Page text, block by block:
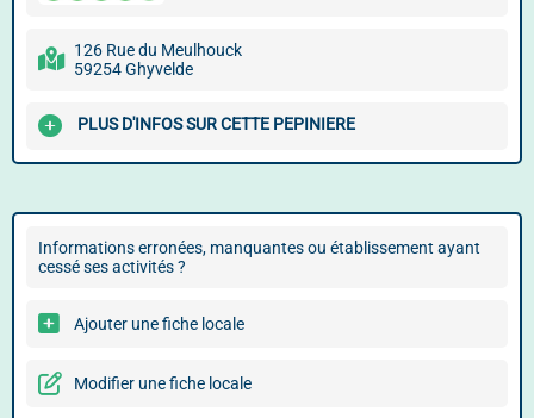
126 Rue du Meulhouck
59254 Ghyvelde
PLUS D'INFOS SUR CETTE PEPINIERE
Informations erronées, manquantes ou établissement ayant
cessé ses activités ?
Ajouter une fiche locale
Modifier une fiche locale